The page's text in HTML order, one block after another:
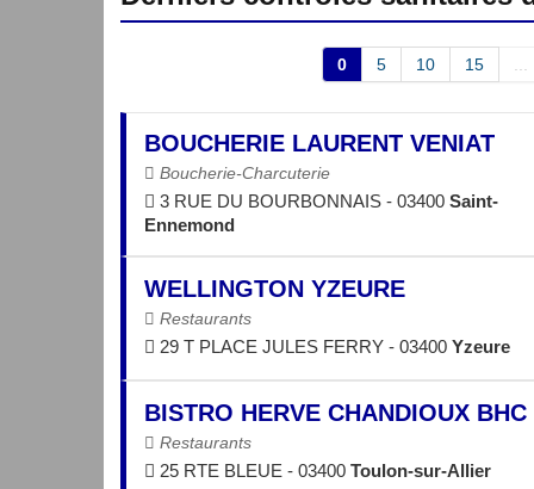
0 5 10 15 ...
BOUCHERIE LAURENT VENIAT
Boucherie-Charcuterie
3 RUE DU BOURBONNAIS - 03400 Saint-
Ennemond
WELLINGTON YZEURE
Restaurants
29 T PLACE JULES FERRY - 03400 Yzeure
BISTRO HERVE CHANDIOUX BHC
Restaurants
25 RTE BLEUE - 03400 Toulon-sur-Allier